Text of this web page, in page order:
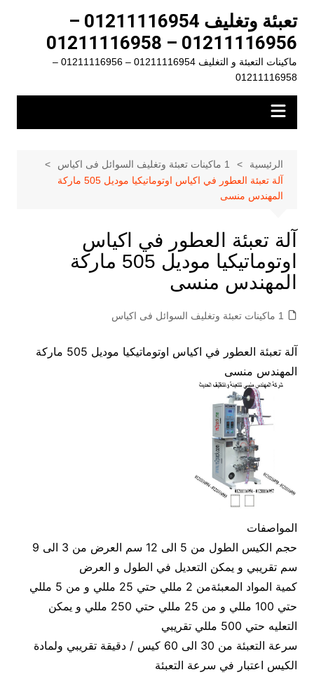
المحتوى
تعبئة وتغليف 01211116954 –
01211116956 – 01211116958
ماكينات التعبئة و التغليف 01211116954 – 01211116956 –
01211116958
الرئيسية
1 ماكينات تعبئة وتغليف السوائل فى اكياس
آلة تعبئة العطور في اكياس اوتوماتيكيا موديل 505 ماركة
المهندس منسى
آلة تعبئة العطور في اكياس
اوتوماتيكيا موديل 505 ماركة
المهندس منسى
1 ماكينات تعبئة وتغليف السوائل فى اكياس
آلة تعبئة العطور في اكياس اوتوماتيكيا موديل 505 ماركة
المهندس منسى
المواصفات
حجم الكيس الطول من 5 الى 12 سم العرض من 3 الى 9
سم تقريبي و يمكن التعديل في الطول و العرض
كمية المواد المعبئةمن 2 مللي حتي 25 مللي و من 5 مللي
حتي 100 مللي و من 25 مللي حتي 250 مللي و يمكن
التعليه حتي 500 مللي تقريبي
سرعة التعبئة من 30 الى 60 كيس / دقيقة تقريبي ولمادة
الكيس اعتبار في سرعة التعبئة